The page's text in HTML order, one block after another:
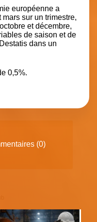
européenne a
sur un trimestre,
et décembre,
de saison et de
dans un
0,5%.
(0)